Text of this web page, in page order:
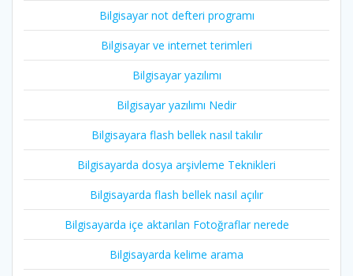
Bilgisayar not defteri programı
Bilgisayar ve internet terimleri
Bilgisayar yazılımı
Bilgisayar yazılımı Nedir
Bilgisayara flash bellek nasıl takılır
Bilgisayarda dosya arşivleme Teknikleri
Bilgisayarda flash bellek nasıl açılır
Bilgisayarda içe aktarılan Fotoğraflar nerede
Bilgisayarda kelime arama